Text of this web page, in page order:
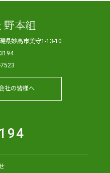
野本組
県妙高市美守1-13-10
社の皆様へ